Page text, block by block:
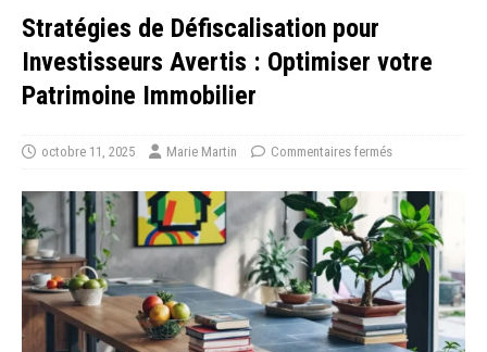
Stratégies de Défiscalisation pour
Investisseurs Avertis : Optimiser votre
Patrimoine Immobilier
octobre 11, 2025 Marie Martin Commentaires fermés